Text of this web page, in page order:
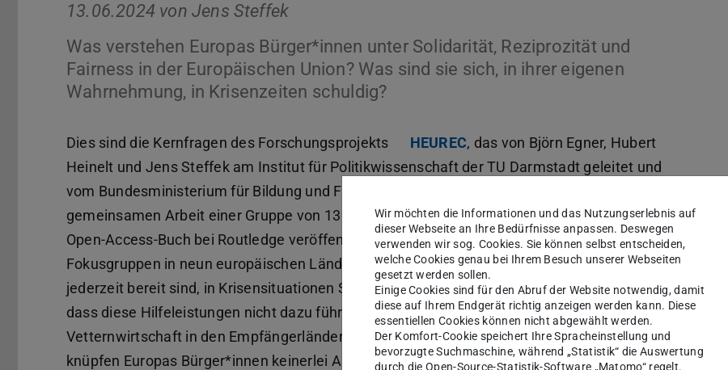
13.06.2024 von Jens Steffek
Was verstehen Europas Bürger*innen unter Solidarität, Reziprozität und
Fairness in der Europäischen Union? Was sind sie sich, in ihrer eigenen
Wahrnehmung, in Krisenzeiten schuldig?
Dies sind die Kernfragen des Forschungsprojekts HEUREC, das von Björn Egner, Hubert
Heinelt und Jens Steffek am Institut für Politikwissenschaft der TU Darmstadt geleitet und
vom Bundesministerium für Bildung und Forschung (BMBF) gefördert wurde. Die Erträge der
gemeinsamen Arbeit einer Gruppe von 13 internationalen Forscher*innen wurden nun als
Open-Access-Buch bei Routledge veröffentlicht. Die Forschungsergebnisse, die sich auf 27
Fokusgruppen in neun europäischen Ländern stützen, zeigen, dass Europas Bürger*innen
jederzeit bereit sind, in Krisensituationen Solidarität zu zeigen. Sie erwarten allerdings auch,
dass diese Hilfeleistungen nicht dazu führen dürfen, dass Probleme wie Korruption und
Vetternwirtschaft in den Empfängerländern ungelöst bleiben. Im Fall einer Naturkatastrophe
knüpfen Europas Bürger*innen keinerlei Auflagen oder Bedingungen an Hilfeleistungen. Das
Wir möchten die Informationen und das Nutzungserlebnis auf
dieser Webseite an Ihre Bedürfnisse anpassen. Deswegen
verwenden wir sog. Cookies. Sie können selbst entscheiden,
welche Cookies genau bei Ihrem Besuch unserer Webseiten
gesetzt werden sollen.
Einige Cookies sind für den Abruf der Website notwendig, damit
diese auf Ihrem Endgerät richtig anzeigen werden kann. Diese
essentiellen Cookies können nicht abgewählt werden.
Der Komfort-Cookie speichert Ihre Spracheinstellung und
bevorzugte Suchmaschine, während „Statistik“ die Auswertung
durch die Open-Source-Statistik-Software „Matomo“ regelt.